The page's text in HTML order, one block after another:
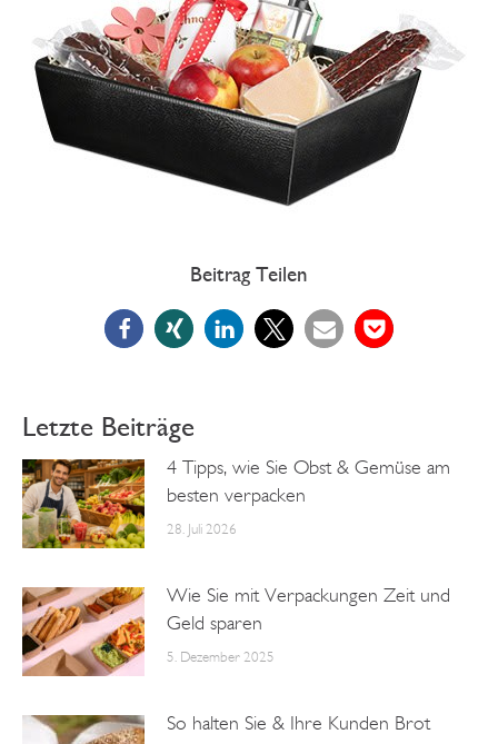
Beitrag Teilen
Letzte Beiträge
4 Tipps, wie Sie Obst & Gemüse am
besten verpacken
28. Juli 2026
Wie Sie mit Verpackungen Zeit und
Geld sparen
5. Dezember 2025
So halten Sie & Ihre Kunden Brot